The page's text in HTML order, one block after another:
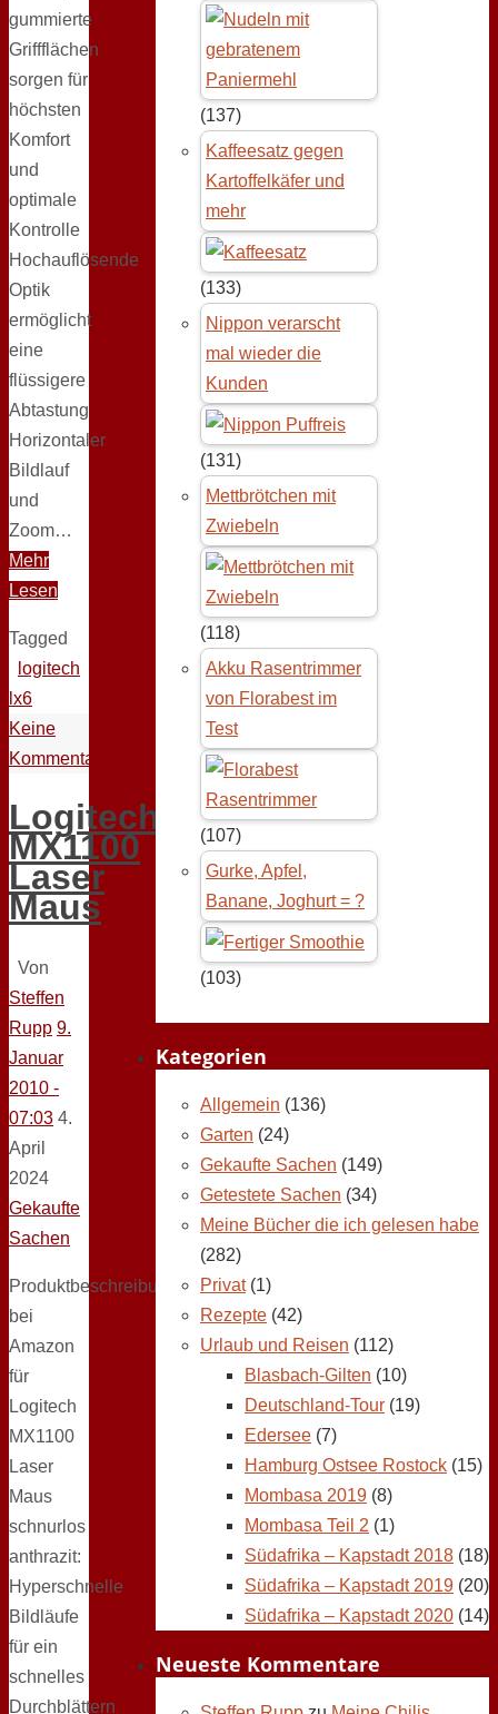
gummierte
Griffflächen
sorgen für
höchsten
Komfort
und
optimale
Kontrolle
Hochauflösende
Optik
ermöglicht
eine
flüssigere
Abtastung
Horizontaler
Bildlauf
und
Zoom…
Mehr
Lesen
Tagged
logitech
lx6
Keine
Kommentare
Logitech
MX1100
Laser
Maus
Von
Steffen
Rupp 9.
Januar
2010 -
07:03 4.
April
2024
Gekaufte
Sachen
Produktbeschreibung
bei
Amazon
für
Logitech
MX1100
Laser
Maus
schnurlos
anthrazit:
Hyperschnelle
Bildläufe
für ein
schnelles
Durchblättern
(137)
Kaffeesatz gegen
Kartoffelkäfer und
mehr
(133)
Nippon verarscht
mal wieder die
Kunden
(131)
Mettbrötchen mit
Zwiebeln
(118)
Akku Rasentrimmer
von Florabest im
Test
(107)
Gurke, Apfel,
Banane, Joghurt = ?
(103)
Kategorien
Allgemein (136)
Garten (24)
Gekaufte Sachen (149)
Getestete Sachen (34)
Meine Bücher die ich gelesen habe
(282)
Privat(1)
Rezepte (42)
Urlaub und Reisen (112)
Blasbach-Gilten (10)
Deutschland-Tour (19)
Edersee (7)
Hamburg Ostsee Rostock (15)
Mombasa 2019 (8)
Mombasa Teil 2 (1)
Südafrika – Kapstadt 2018 (18)
Südafrika – Kapstadt 2019 (20)
Südafrika – Kapstadt 2020 (14)
Neueste Kommentare